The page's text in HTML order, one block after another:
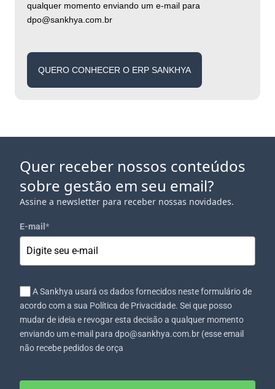
qualquer momento enviando um e-mail para
dpo@sankhya.com.br
QUERO CONHECER O ERP SANKHYA
Quer receber nossos conteúdos
sobre gestão em seu email?
Assine a newsletter para receber nossas novidades.
E-mail *
A Sankhya usará os dados fornecidos neste formulário de
acordo com a sua Política de Privacidade. Sei que posso
mudar de ideia e revogar esta decisão a qualquer momento
enviando um e-mail para dpo@sankhya.com.br (esse email
não recebe pedidos de orça